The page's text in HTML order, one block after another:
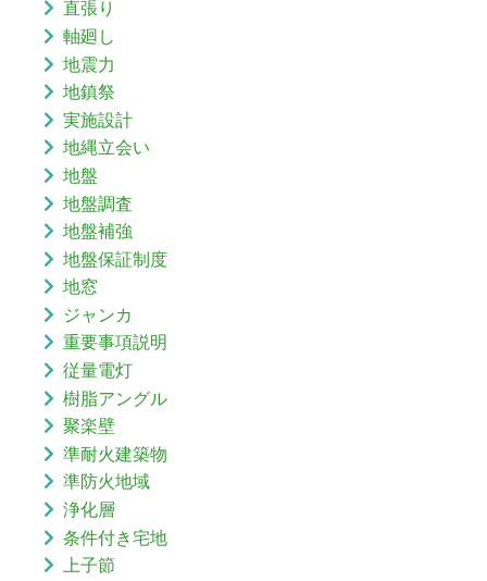
直張り
軸廻し
地震力
地鎮祭
実施設計
地縄立会い
地盤
地盤調査
地盤補強
地盤保証制度
地窓
ジャンカ
重要事項説明
従量電灯
樹脂アングル
聚楽壁
準耐火建築物
準防火地域
浄化層
条件付き宅地
上子節